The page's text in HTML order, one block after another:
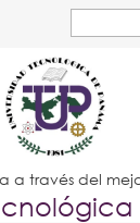
de
Estudiantes
Docentes
Administrativos
Graduados
a través del